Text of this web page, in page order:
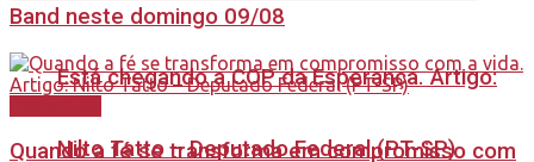
Está chegando a COP da Esperança. Artigo:
Nilto Tatto – Deputado Federal (PT-SP)
Band neste domingo 09/08
Quando a fé se transforma em compromisso com